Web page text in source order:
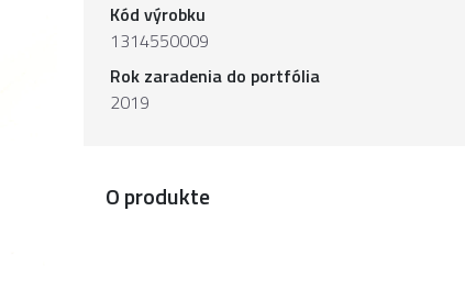
Kód výrobku
1314550009
Rok zaradenia do portfólia
2019
O produkte